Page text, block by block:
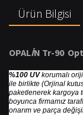
Ürün Bilgisi
OPALİN Tr-90
%100 UVkorumalı
ile birlikte (Orjinal
paketlenerek kargoya
boyunca firmamız
onarım ve parça